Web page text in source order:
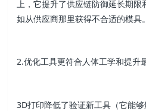
上，它提升了供应链防御延长期限
如从供应商那里获得不合适的模具。
2.优化工具更符合人体工学和提升
3D打印降低了验证新工具（它能